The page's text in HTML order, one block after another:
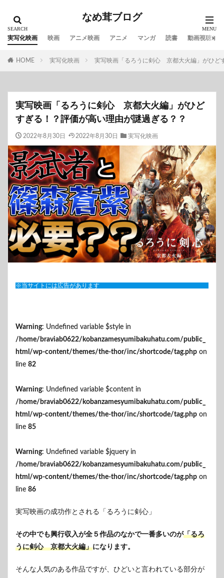
なめ茸ブログ
実写化映画 映画 アニメ映画 アニメ マンガ 読書 動画視聴サ
HOME 実写化映画 実写映画「るろうに剣心 京都大火編」がひど
実写映画「るろうに剣心 京都大火編」がひど
すぎる！？評価が高い理由が謎過ぎる？？
2022年8月30日 2022年8月30日 実写化映画
※当サイトには広告があります
Warning: Undefined variable $style in
/home/braviab0622/kobanzamesyumibakuhatu.com/public_
html/wp-content/themes/the-thor/inc/shortcode/tag.php on
line 82
Warning: Undefined variable $content in
/home/braviab0622/kobanzamesyumibakuhatu.com/public_
html/wp-content/themes/the-thor/inc/shortcode/tag.php on
line 85
Warning: Undefined variable $jquery in
/home/braviab0622/kobanzamesyumibakuhatu.com/public_
html/wp-content/themes/the-thor/inc/shortcode/tag.php on
line 86
実写映画の成功作とされる「るろうに剣心」
その中でも興行収入が全５作品のなかで一番多いのが「るろ
うに剣心 京都大火編」になります。
そんな人気のある作品ですが、ひどいと言われている部分が